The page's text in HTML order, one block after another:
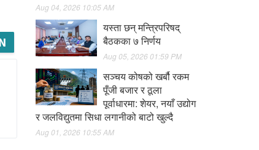
Aug 04, 2026 10:05 AM
यस्ता छन् मन्त्रिपरिषद्
बैठकका ७ निर्णय
Aug 05, 2026 01:59 PM
सञ्चय कोषको खर्बौ रकम
पूँजी बजार र ठूला
पूर्वाधारमा: शेयर, नयाँ उद्योग
र जलविद्युतमा सिधा लगानीको बाटो खुल्दै
Aug 01, 2026 10:55 AM